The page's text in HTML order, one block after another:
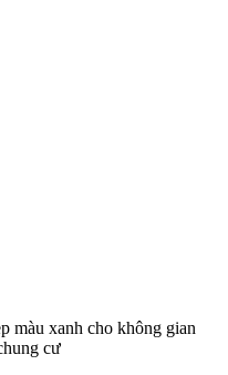
màu xanh cho không gian
cư